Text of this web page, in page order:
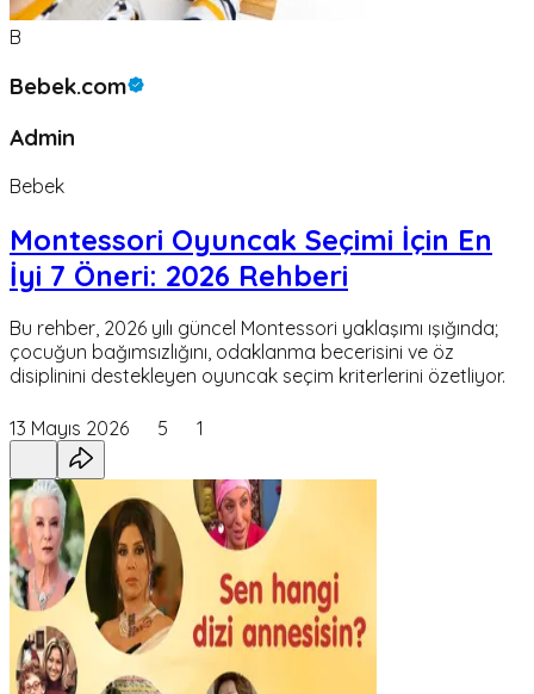
B
Bebek.com
Admin
Bebek
Montessori Oyuncak Seçimi İçin En
İyi 7 Öneri: 2026 Rehberi
Bu rehber, 2026 yılı güncel Montessori yaklaşımı ışığında;
çocuğun bağımsızlığını, odaklanma becerisini ve öz
disiplinini destekleyen oyuncak seçim kriterlerini özetliyor.
13 Mayıs 2026 5 1